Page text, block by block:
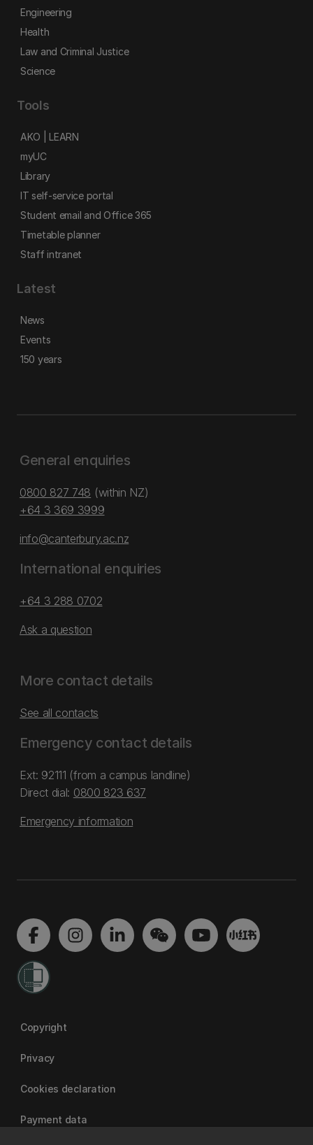
Engineering
Health
Law and Criminal Justice
Science
Tools
AKO | LEARN
myUC
Library
IT self-service portal
Student email and Office 365
Timetable planner
Staff intranet
Latest
News
Events
150 years
General enquiries
0800 827 748 (within NZ)
+64 3 369 3999
info@canterbury.ac.nz
International enquiries
+64 3 288 0702
Ask a question
More contact details
See all contacts
Emergency contact details
Ext: 92111 (from a campus landline)
Direct dial: 0800 823 637
Emergency information
Copyright
Privacy
Cookies declaration
Payment data